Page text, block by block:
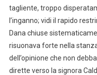
tagliente, troppo
l’inganno; vidi il rapido
Dana chiuse
risuonava forte nella
dell’opinione che non
dirette verso la signora